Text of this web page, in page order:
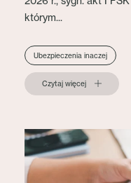
którym...
Ubezpieczenia inaczej
Czytaj więcej